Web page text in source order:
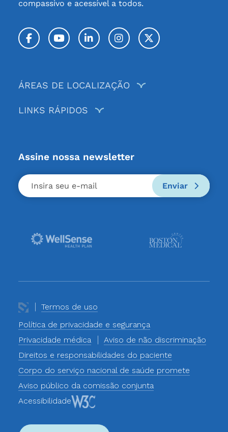
compassivo e acessível a todos.
FacebookYouTubeLinkedInInstagramTwitter / X
ÁREAS DE LOCALIZAÇÃO
LINKS RÁPIDOS
Assine nossa newsletter
Enviar
Termos de uso
Política de privacidade e segurança
Privacidade médica
Aviso de não discriminação
Direitos e responsabilidades do paciente
Corpo do serviço nacional de saúde promete
Aviso público da comissão conjunta
Acessibilidade